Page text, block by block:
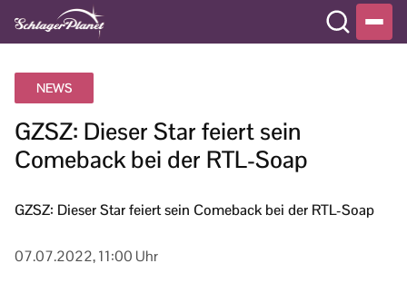
NEWS
GZSZ: Dieser Star feiert sein
Comeback bei der RTL-Soap
GZSZ: Dieser Star feiert sein Comeback bei der RTL-Soap
07.07.2022, 11:00 Uhr